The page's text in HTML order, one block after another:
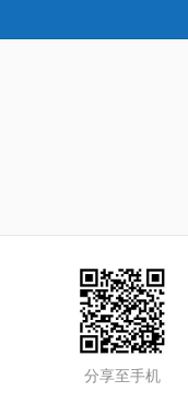
分享至手机